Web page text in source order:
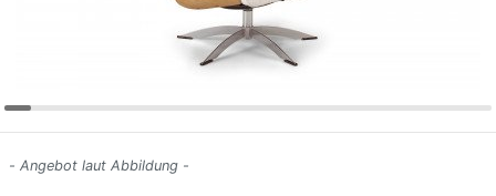
- Angebot laut Abbildung -
Deals